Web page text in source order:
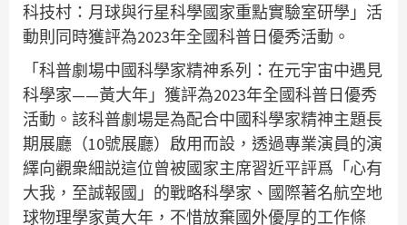
科技村：月球與行星科學國家重點實驗室研學」活
動則同時獲評為2023年全國科普日優秀活動。
「科普劇場中國科學家精神系列：在元宇宙中遇見
科學家——黃大年」獲評為2023年全國科普日優秀
活動。該科普劇場是為配合中國科學家精神主題長
期展廳（10號展廳）啟用而設，透過專業演員的演
繹向觀衆細説這位曾被國家主席習近平評爲「心有
大我，至誠報國」的戰略科學家、國際著名航空地
球物理學家黃大年，不惜放棄國外優厚的工作條